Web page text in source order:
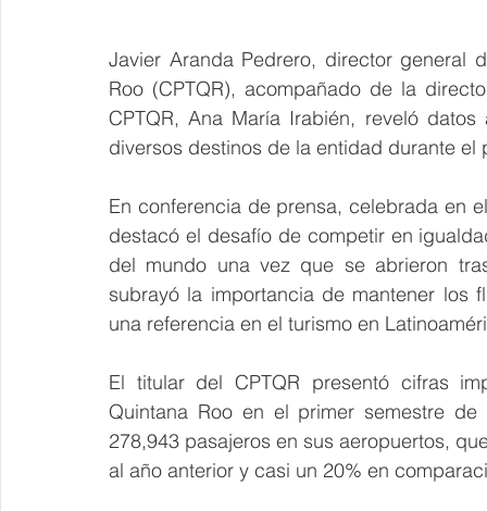
Javier Aranda Pedrero, director general
Roo (CPTQR), acompañado de la
CPTQR, Ana María Irabién, reveló
diversos destinos de la entidad durante el
En conferencia de prensa, celebrada en
destacó el desafío de competir en
del mundo una vez que se abrieron
subrayó la importancia de mantener los
una referencia en el turismo en
El titular del CPTQR presentó cifras
Quintana Roo en el primer semestre
278,943 pasajeros en sus aeropuertos,
al año anterior y casi un 20% en